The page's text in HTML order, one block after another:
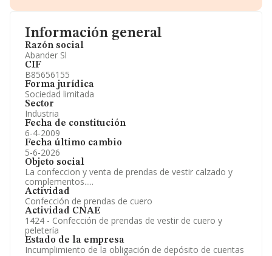
Información general
Razón social
Abander Sl
CIF
B85656155
Forma jurídica
Sociedad limitada
Sector
Industria
Fecha de constitución
6-4-2009
Fecha último cambio
5-6-2026
Objeto social
La confeccion y venta de prendas de vestir calzado y
complementos.....
Actividad
Confección de prendas de cuero
Actividad CNAE
1424 - Confección de prendas de vestir de cuero y
peletería
Estado de la empresa
Incumplimiento de la obligación de depósito de cuentas
Información oficial y registral complementaria.